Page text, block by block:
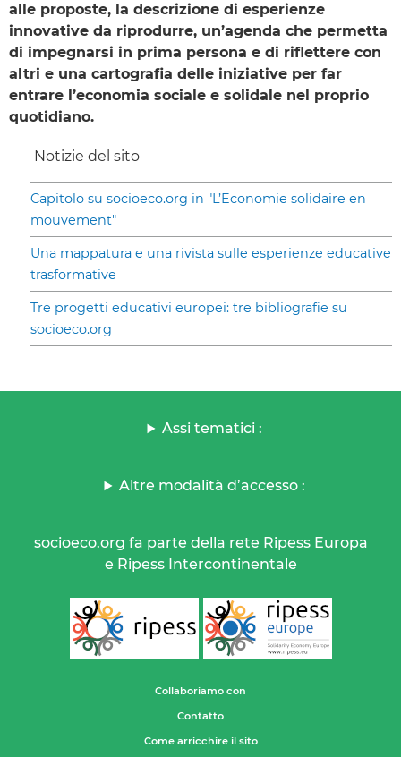
alle proposte, la descrizione di esperienze
innovative da riprodurre, un’agenda che permetta
di impegnarsi in prima persona e di riflettere con
altri e una cartografia delle iniziative per far
entrare l’economia sociale e solidale nel proprio
quotidiano.
Notizie del sito
Capitolo su socioeco.org in "L’Economie solidaire en
mouvement"
Una mappatura e una rivista sulle esperienze educative
trasformative
Tre progetti educativi europei: tre bibliografie su
socioeco.org
Assi tematici :
Altre modalità d’accesso :
socioeco.org fa parte della rete Ripess Europa
e Ripess Intercontinentale
Collaboriamo con
Contatto
Come arricchire il sito